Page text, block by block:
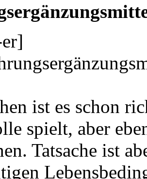
ist es schon
spielt, aber
Tatsache ist